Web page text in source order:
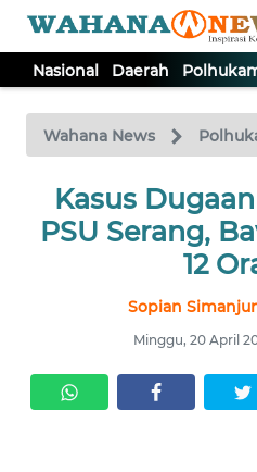
Nasional Daerah
Wahana News
Kasus
PSU Serang,
12
Sopian
Minggu, 20 April
TV
Tutup
NASIONAL
KRIMINAL